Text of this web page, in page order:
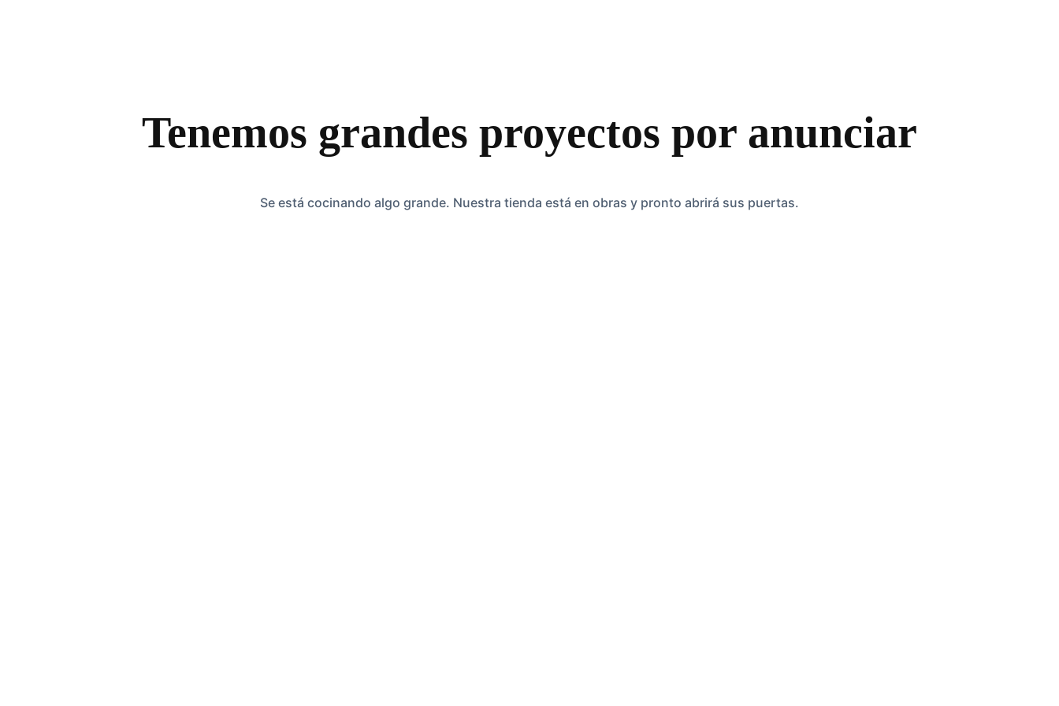
Tenemos grandes proyectos por anunciar
Se está cocinando algo grande. Nuestra tienda está en obras y pronto abrirá sus puertas.